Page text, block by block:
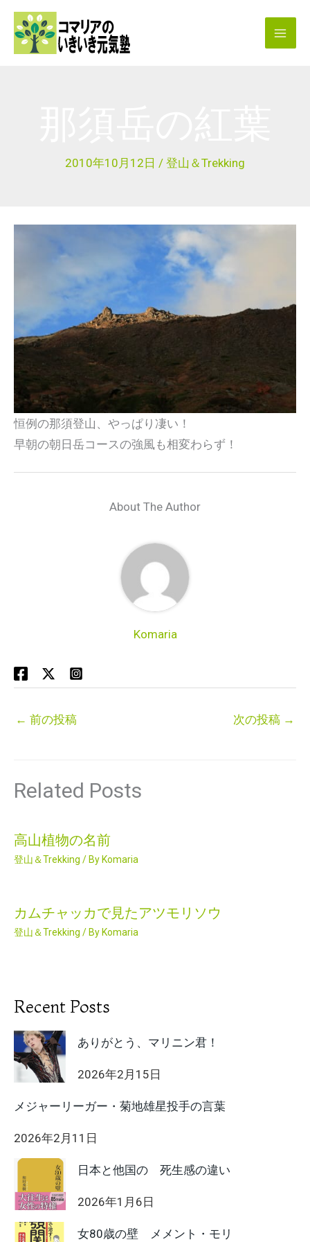
2010年10月12日 / 登山＆Trekking
恒例の那須登山、やっぱり凄い！
早朝の朝日岳コースの強風も相変わらず！
About The Author
Komaria
← 前の投稿 次の投稿 →
Related Posts
高山植物の名前
登山＆Trekking / By Komaria
カムチャッカで見たアツモリソウ
登山＆Trekking / By Komaria
Recent Posts
ありがとう、マリニン君！
2026年2月15日
メジャーリーガー・菊地雄星投手の言葉
2026年2月11日
日本と他国の 死生感の違い
2026年1月6日
女80歳の壁 メメント・モリ